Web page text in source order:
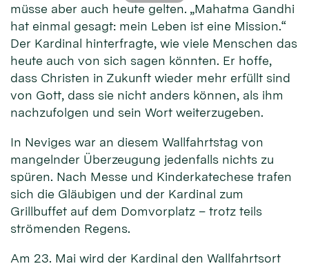
müsse aber auch heute gelten. „Mahatma Gandhi
hat einmal gesagt: mein Leben ist eine Mission.“
Der Kardinal hinterfragte, wie viele Menschen das
heute auch von sich sagen könnten. Er hoffe,
dass Christen in Zukunft wieder mehr erfüllt sind
von Gott, dass sie nicht anders können, als ihm
nachzufolgen und sein Wort weiterzugeben.
In Neviges war an diesem Wallfahrtstag von
mangelnder Überzeugung jedenfalls nichts zu
spüren. Nach Messe und Kinderkatechese trafen
sich die Gläubigen und der Kardinal zum
Grillbuffet auf dem Domvorplatz – trotz teils
strömenden Regens.
Am 23. Mai wird der Kardinal den Wallfahrtsort